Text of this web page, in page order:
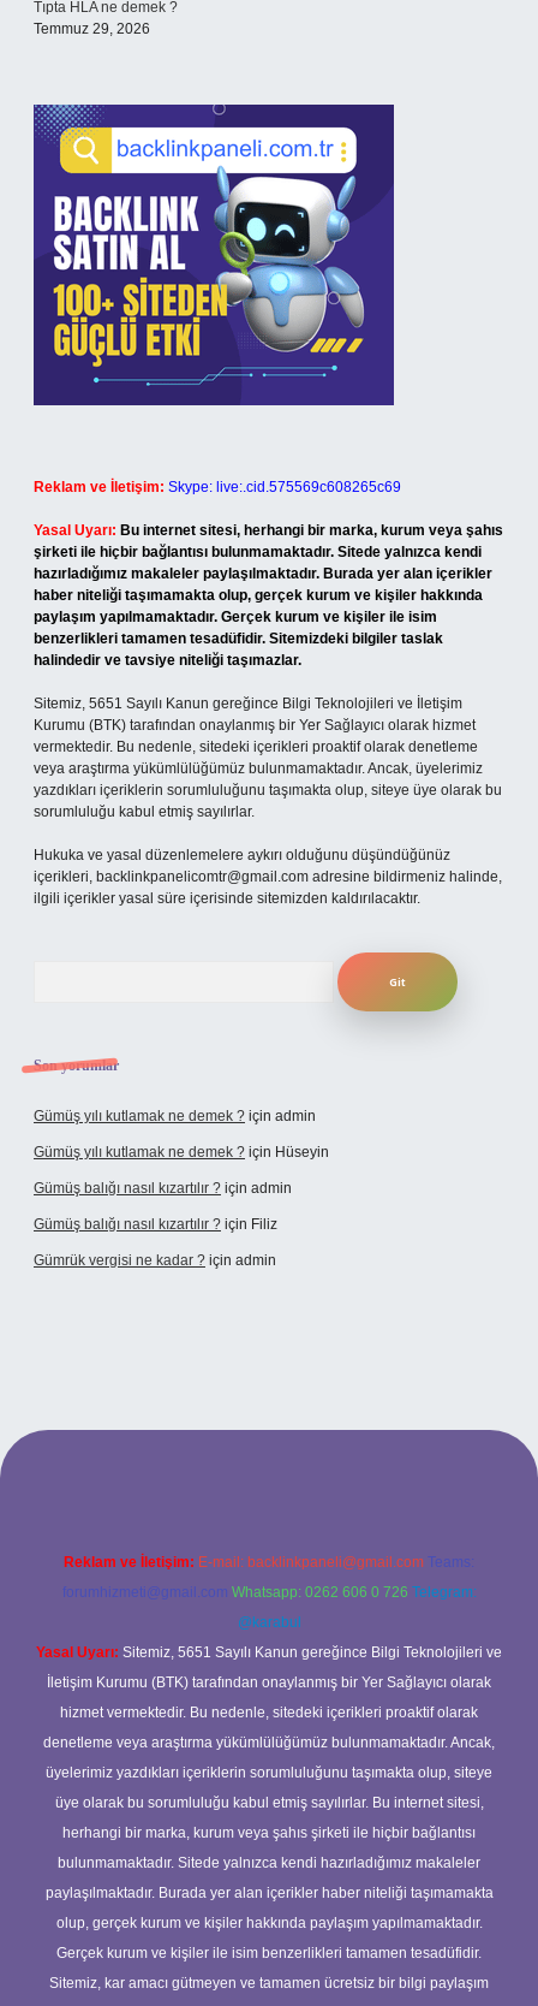
Tıpta HLA ne demek ?
Temmuz 29, 2026
Reklam ve İletişim: Skype: live:.cid.575569c608265c69
Yasal Uyarı: Bu internet sitesi, herhangi bir marka, kurum veya şahıs
şirketi ile hiçbir bağlantısı bulunmamaktadır. Sitede yalnızca kendi
hazırladığımız makaleler paylaşılmaktadır. Burada yer alan içerikler
haber niteliği taşımamakta olup, gerçek kurum ve kişiler hakkında
paylaşım yapılmamaktadır. Gerçek kurum ve kişiler ile isim
benzerlikleri tamamen tesadüfidir. Sitemizdeki bilgiler taslak
halindedir ve tavsiye niteliği taşımazlar.
Sitemiz, 5651 Sayılı Kanun gereğince Bilgi Teknolojileri ve İletişim
Kurumu (BTK) tarafından onaylanmış bir Yer Sağlayıcı olarak hizmet
vermektedir. Bu nedenle, sitedeki içerikleri proaktif olarak denetleme
veya araştırma yükümlülüğümüz bulunmamaktadır. Ancak, üyelerimiz
yazdıkları içeriklerin sorumluluğunu taşımakta olup, siteye üye olarak bu
sorumluluğu kabul etmiş sayılırlar.
Hukuka ve yasal düzenlemelere aykırı olduğunu düşündüğünüz
içerikleri, backlinkpanelicomtr@gmail.com adresine bildirmeniz halinde,
ilgili içerikler yasal süre içerisinde sitemizden kaldırılacaktır.
Son yorumlar
Gümüş yılı kutlamak ne demek ? için admin
Gümüş yılı kutlamak ne demek ? için Hüseyin
Gümüş balığı nasıl kızartılır ? için admin
Gümüş balığı nasıl kızartılır ? için Filiz
Gümrük vergisi ne kadar ? için admin
giriş adresi
Reklam ve İletişim: E-mail: backlinkpaneli@gmail.com Teams:
forumhizmeti@gmail.com Whatsapp: 0262 606 0 726 Telegram:
@karabul
Yasal Uyarı: Sitemiz, 5651 Sayılı Kanun gereğince Bilgi Teknolojileri ve
İletişim Kurumu (BTK) tarafından onaylanmış bir Yer Sağlayıcı olarak
hizmet vermektedir. Bu nedenle, sitedeki içerikleri proaktif olarak
denetleme veya araştırma yükümlülüğümüz bulunmamaktadır. Ancak,
üyelerimiz yazdıkları içeriklerin sorumluluğunu taşımakta olup, siteye
üye olarak bu sorumluluğu kabul etmiş sayılırlar. Bu internet sitesi,
herhangi bir marka, kurum veya şahıs şirketi ile hiçbir bağlantısı
bulunmamaktadır. Sitede yalnızca kendi hazırladığımız makaleler
paylaşılmaktadır. Burada yer alan içerikler haber niteliği taşımamakta
olup, gerçek kurum ve kişiler hakkında paylaşım yapılmamaktadır.
Gerçek kurum ve kişiler ile isim benzerlikleri tamamen tesadüfidir.
Sitemiz, kar amacı gütmeyen ve tamamen ücretsiz bir bilgi paylaşım